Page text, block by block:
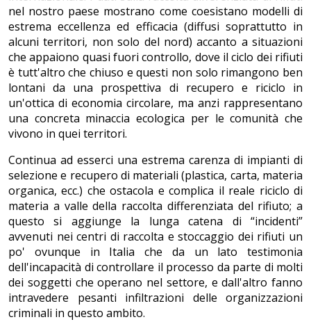
nel nostro paese mostrano come coesistano modelli di
estrema eccellenza ed efficacia (diffusi soprattutto in
alcuni territori, non solo del nord) accanto a situazioni
che appaiono quasi fuori controllo, dove il ciclo dei rifiuti
è tutt'altro che chiuso e questi non solo rimangono ben
lontani da una prospettiva di recupero e riciclo in
un'ottica di economia circolare, ma anzi rappresentano
una concreta minaccia ecologica per le comunità che
vivono in quei territori.
Continua ad esserci una estrema carenza di impianti di
selezione e recupero di materiali (plastica, carta, materia
organica, ecc.) che ostacola e complica il reale riciclo di
materia a valle della raccolta differenziata del rifiuto; a
questo si aggiunge la lunga catena di “incidenti”
avvenuti nei centri di raccolta e stoccaggio dei rifiuti un
po' ovunque in Italia che da un lato testimonia
dell'incapacità di controllare il processo da parte di molti
dei soggetti che operano nel settore, e dall'altro fanno
intravedere pesanti infiltrazioni delle organizzazioni
criminali in questo ambito.